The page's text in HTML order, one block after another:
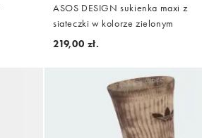
ASOS DESIGN sukienka maxi z
siateczki w kolorze zielonym
219,00 zł.